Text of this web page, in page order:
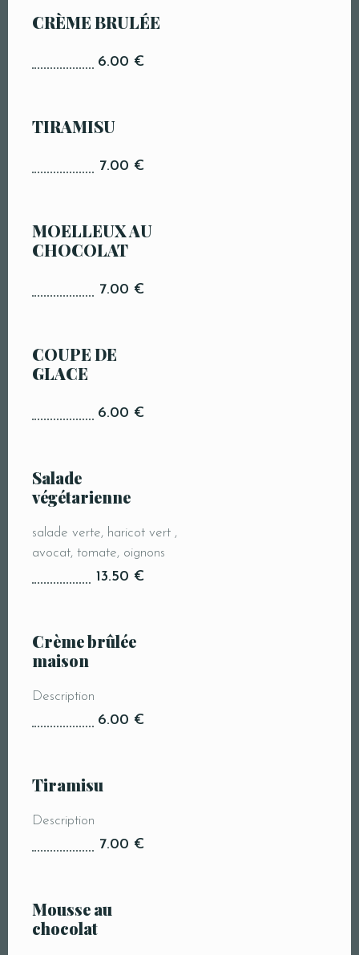
CRÈME BRULÉE
6.00 €
TIRAMISU
7.00 €
MOELLEUX AU
CHOCOLAT
7.00 €
COUPE DE
GLACE
6.00 €
Salade
végétarienne
salade verte, haricot vert ,
avocat, tomate, oignons
13.50 €
Crème brûlée
maison
Description
6.00 €
Tiramisu
Description
7.00 €
Mousse au
chocolat